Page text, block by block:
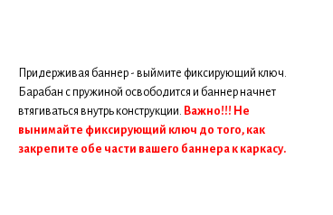
Придерживая баннер - выймите фиксирующий ключ.
Барабан с пружиной освободится и баннер начнет
втягиваться внутрь конструкции. Важно!!! Не
вынимайте фиксирующий ключ до того, как
закрепите обе части вашего баннера к каркасу.